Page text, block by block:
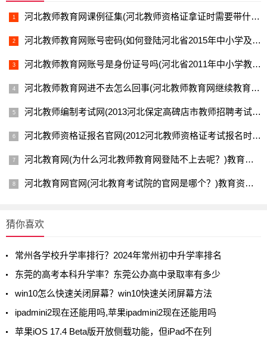
河北教师教育网课例征集(河北教师资格证拿证时需要带什么材料)教育资讯网-教育行业资讯百科大全
河北教师教育网账号密码(如何登陆河北省2015年中小学及幼儿园教师全员远程培训)教育资讯网-教育行业资讯百科大全
河北教师教育网账号是身份证号吗(河北省2011年中小学教师素质提高全员远程培训账号忘了怎么办)教育资讯网-教育行业资讯百科大全
河北教师教育网进不去怎么回事(河北教师教育网继续教育学习为什么不同的浏览器会出现打不开网页)教育资讯网-教育行业资讯百科大全
河北教师编制考试网(2013河北保定高碑店市教师招聘考试报名入口)教育资讯网-教育行业资讯百科大全
河北教师资格证报名官网(2012河北教师资格证考试报名时间 报名网址)教育资讯网-教育行业资讯百科大全
河北教育网(为什么河北教师教育网登陆不上去呢？)教育资讯网-教育行业资讯百科大全
河北教育网官网(河北教育考试院的官网是哪个？)教育资讯网-教育行业资讯百科大全
猜你喜欢
常州各学校升学率排行？2024年常州初中升学率排名
东莞的高考本科升学率？东莞公办高中录取率有多少
win10怎么快速关闭屏幕？win10快速关闭屏幕方法
ipadmini2现在还能用吗,苹果ipadmini2现在还能用吗
苹果iOS 17.4 Beta版开放侧载功能，但iPad不在列